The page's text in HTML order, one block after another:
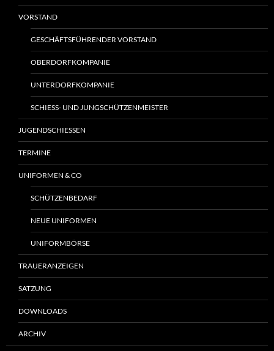
VORSTAND
GESCHÄFTSFÜHRENDER VORSTAND
OBERDORFKOMPANIE
UNTERDORFKOMPANIE
SCHIESS- UND JUNGSCHÜTZENMEISTER
JUGENDSCHIESSEN
TERMINE
UNIFORMEN & CO
SCHÜTZENBEDARF
NEUE UNIFORMEN
UNIFORMBÖRSE
TRAUERANZEIGEN
SATZUNG
DOWNLOADS
ARCHIV